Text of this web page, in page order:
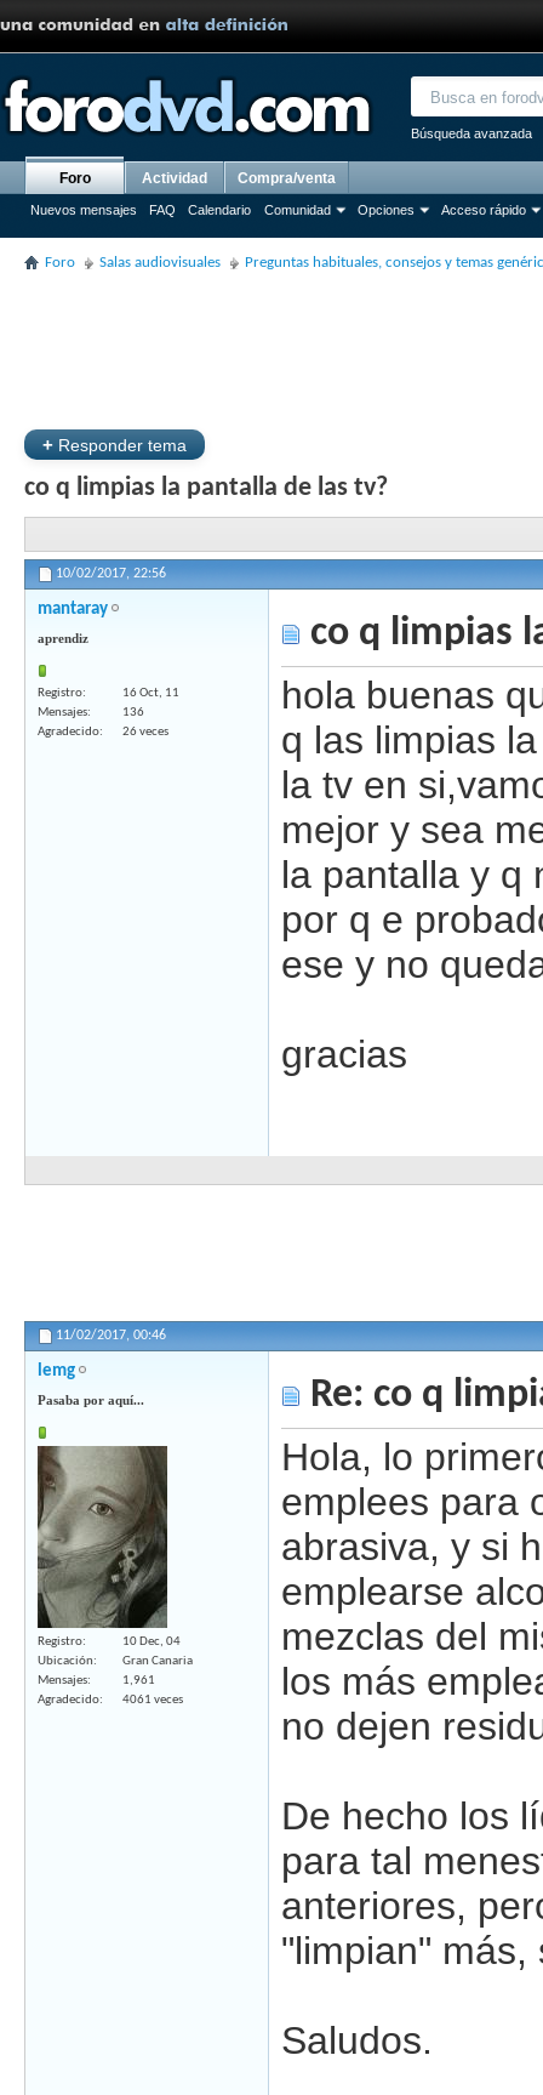
Búsqueda avanzada
Foro
Nuevos mensajes FAQ Calendario Comunidad Opciones Acceso rápido
Actividad Compra/venta
Foro Salas audiovisuales Preguntas habituales, consejos y temas
+ Responder tema
co q limpias la pantalla de las tv?
10/02/2017, 22:56
mantaray
aprendiz
Registro
16 Oct, 11
Mensajes
136
Agradecido
26 veces
co q limpias
hola buenas
q las limpias
la tv en
mejor y sea
la pantalla y q
por q e
ese y no
gracias
11/02/2017, 00:46
lemg
Pasaba por aquí...
Registro
10 Dec, 04
Ubicación
Gran Canaria
Mensajes
1,961
Agradecido
4061 veces
Re: co q
Hola, lo
emplees para
abrasiva, y si
emplearse
mezclas del
los más
no dejen
De hecho los
para tal
anteriores,
"limpian" más,
Saludos.